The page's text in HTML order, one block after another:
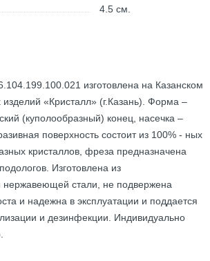
4.5см.
изготовлена на Казанском
«Кристалл» (г.Казань). Форма –
(куполообразный) конец, насечка –
поверхность состоит из 100% - ных
кристаллов, фреза предназначена
Изготовлена из
нержавеющей стали, не подвержена
и надежна в эксплуатации и поддается
и дезинфекции. Индивидуально